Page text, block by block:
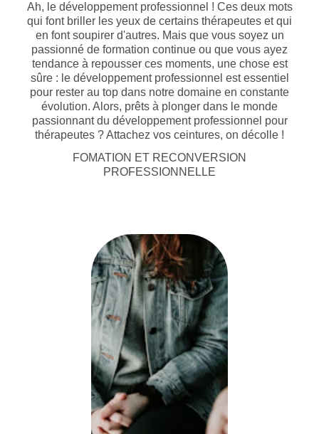
Ah, le développement professionnel ! Ces deux mots
qui font briller les yeux de certains thérapeutes et qui
en font soupirer d'autres. Mais que vous soyez un
passionné de formation continue ou que vous ayez
tendance à repousser ces moments, une chose est
sûre : le développement professionnel est essentiel
pour rester au top dans notre domaine en constante
évolution. Alors, prêts à plonger dans le monde
passionnant du développement professionnel pour
thérapeutes ? Attachez vos ceintures, on décolle !
FOMATION ET RECONVERSION
PROFESSIONNELLE